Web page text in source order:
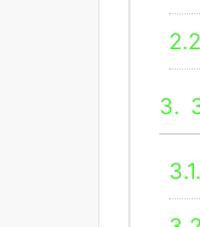
3.
3.1.